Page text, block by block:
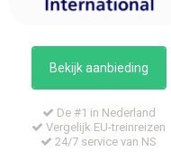
Bekijk aanbieding
De #1 in Nederland
Vergelijk EU-treinreizen
24/7 service van NS